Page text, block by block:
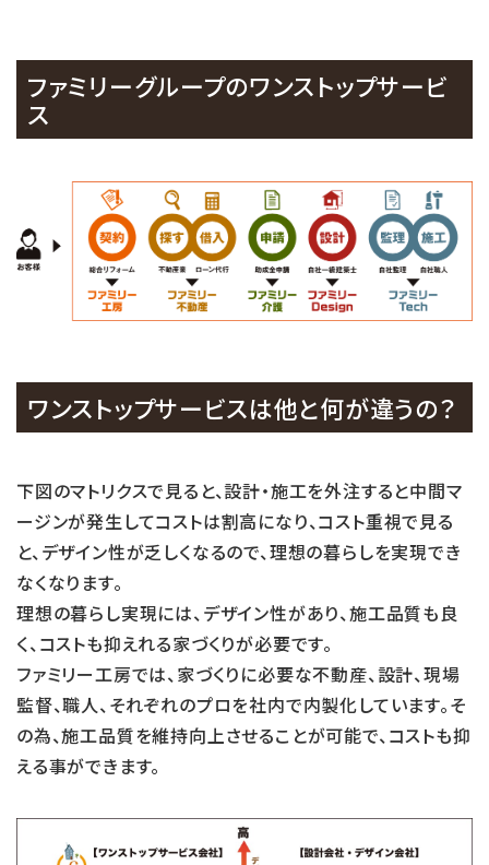
ファミリーグループのワンストップサービ
ス
ワンストップサービスは他と何が違うの？
下図のマトリクスで見ると、設計・施工を外注すると中間マ
ージンが発生してコストは割高になり、コスト重視で見る
と、デザイン性が乏しくなるので、理想の暮らしを実現でき
なくなります。
理想の暮らし実現には、デザイン性があり、施工品質も良
く、コストも抑えれる家づくりが必要です。
ファミリー工房では、家づくりに必要な不動産、設計、現場
監督、職人、それぞれのプロを社内で内製化しています。そ
の為、施工品質を維持向上させることが可能で、コストも抑
える事ができます。